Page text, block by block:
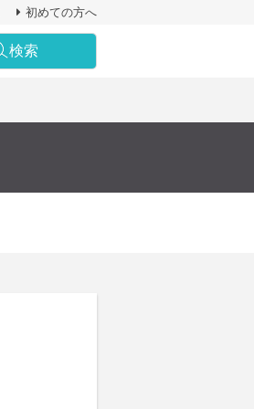
初めての方へ
検索